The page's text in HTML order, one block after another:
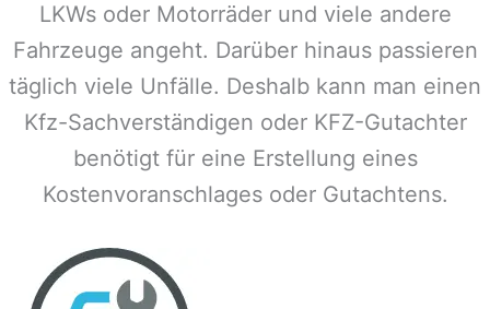
LKWs oder Motorräder und viele andere
Fahrzeuge angeht. Darüber hinaus passieren
täglich viele Unfälle. Deshalb kann man einen
Kfz-Sachverständigen oder KFZ-Gutachter
benötigt für eine Erstellung eines
Kostenvoranschlages oder Gutachtens.